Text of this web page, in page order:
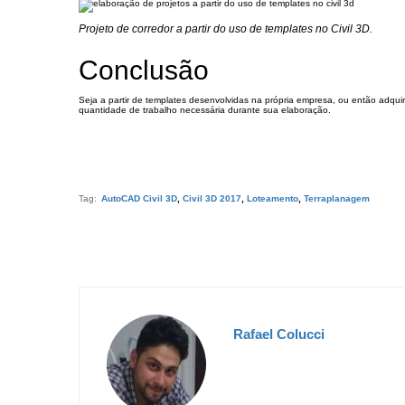
Projeto de corredor a partir do uso de templates no Civil 3D.
Conclusão
Seja a partir de templates desenvolvidas na própria empresa, ou então
quantidade de trabalho necessária durante sua elaboração.
Tag: AutoCAD Civil 3D Civil 3D 2017 Loteamento Terraplanagem
Rafael Colucci